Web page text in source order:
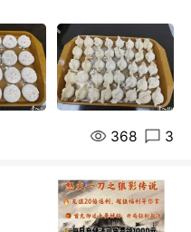
368 3